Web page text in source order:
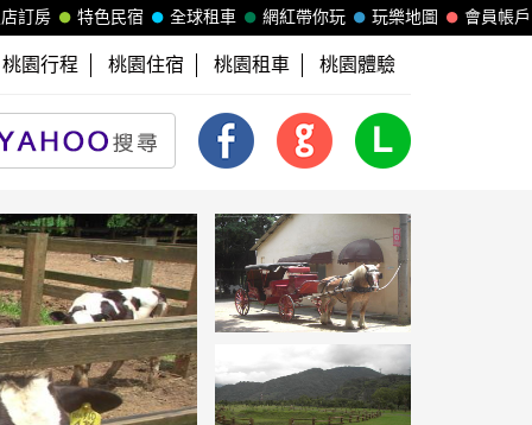
會員帳戶
玩樂地圖
網紅帶你玩
全球租車
特色民宿
訂房
桃園行程 桃園住宿 桃園租車 桃園體驗